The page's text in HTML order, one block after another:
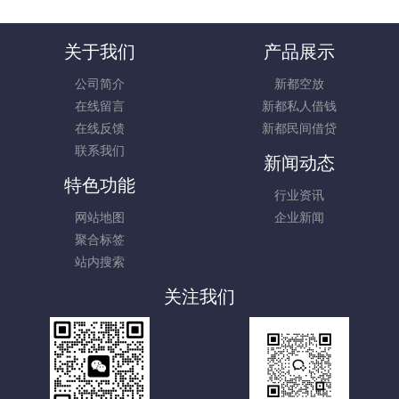
关于我们
公司简介
在线留言
在线反馈
联系我们
产品展示
新都空放
新都私人借钱
新都民间借贷
新闻动态
行业资讯
企业新闻
特色功能
网站地图
聚合标签
站内搜索
关注我们